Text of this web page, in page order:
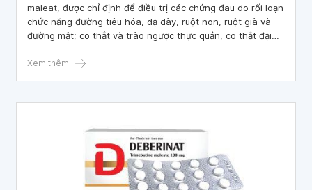
maleat, được chỉ định để điều trị các chứng đau do rối loạn
chức năng đường tiêu hóa, dạ dày, ruột non, ruột già và
đường mật; co thắt và trào ngược thực quản, co thắt đại
Xem thêm